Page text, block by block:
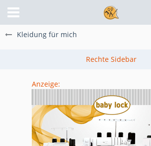
Kleidung für mich
Anzeige: